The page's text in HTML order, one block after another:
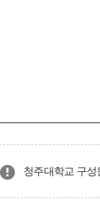
청주대학교 구